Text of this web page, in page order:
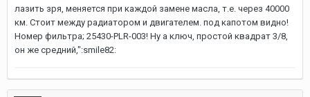
лазить зря, меняется при каждой замене масла, т.е. через 40000
км. Стоит между радиатором и двигателем. под капотом видно!
Номер фильтра; 25430-PLR-003! Ну а ключ, простой квадрат 3/8,
он же средний,":smile82: